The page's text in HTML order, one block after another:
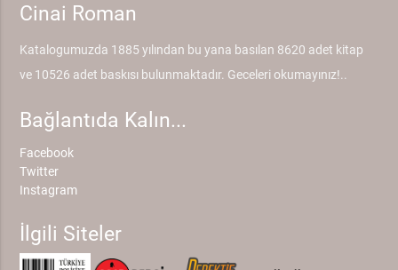
Cinai Roman
Katalogumuzda 1885 yılından bu yana basılan 8620 adet kitap
ve 10526 adet baskısı bulunmaktadır. Geceleri okumayınız!..
Bağlantıda Kalın...
Facebook
Twitter
Instagram
İlgili Siteler